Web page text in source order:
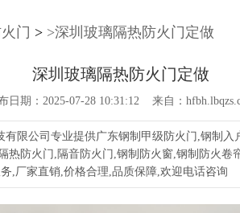
门 > >深圳玻璃隔热防火门定做
深圳玻璃隔热防火门定做
日期：2025-07-28 10:31:12 来自：
有限公司专业提供广东钢制甲级防火门,钢制入
热防火门,隔音防火门,钢制防火窗,钢制防火卷
,厂家直销,价格合理,品质保障,欢迎电话咨询